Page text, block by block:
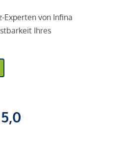
Experten von Infina
Ihres
5,0